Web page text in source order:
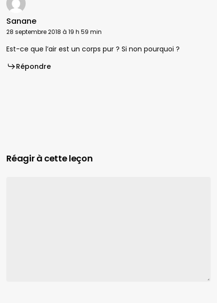
Sanane
28 septembre 2018 à 19 h 59 min
Est-ce que l’air est un corps pur ? Si non pourquoi ?
Répondre
Réagir à cette leçon